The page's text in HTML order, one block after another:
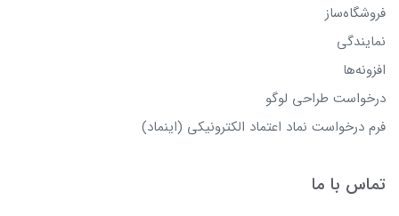
فروشگاه‌ساز
نمایندگی
افزونه‌ها
درخواست طراحی لوگو
فرم درخواست نماد اعتماد الکترونیکی (اینماد)
تماس با ما